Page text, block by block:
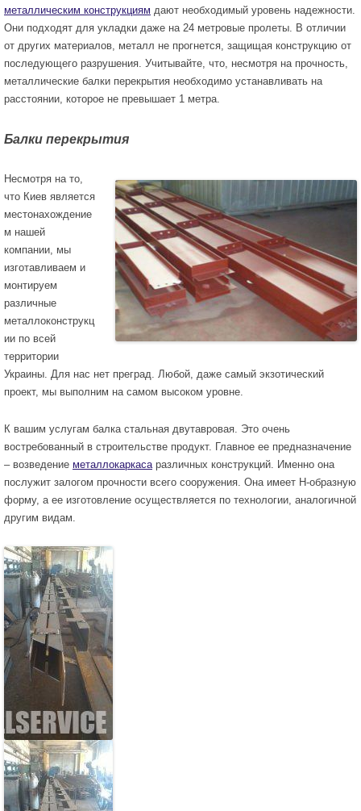
металлическим конструкциям дают необходимый уровень надежности.
Они подходят для укладки даже на 24 метровые пролеты. В отличии
от других материалов, металл не прогнется, защищая конструкцию от
последующего разрушения. Учитывайте, что, несмотря на прочность,
металлические балки перекрытия необходимо устанавливать на
расстоянии, которое не превышает 1 метра.
Балки перекрытия
Несмотря на то,
что Киев является
местонахождение
м нашей
компании, мы
изготавливаем и
монтируем
различные
металлоконструкц
ии по всей
территории
Украины. Для нас нет преград. Любой, даже самый экзотический
проект, мы выполним на самом высоком уровне.
К вашим услугам балка стальная двутавровая. Это очень
востребованный в строительстве продукт. Главное ее предназначение
– возведение металлокаркаса различных конструкций. Именно она
послужит залогом прочности всего сооружения. Она имеет Н-образную
форму, а ее изготовление осуществляется по технологии, аналогичной
другим видам.
Балка металлическая